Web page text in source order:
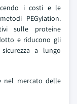
i costi e le
PEGylation.
sulle proteine
e riducono gli
a lungo
nel mercato delle